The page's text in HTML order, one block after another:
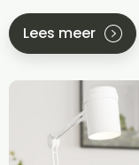
Lees meer